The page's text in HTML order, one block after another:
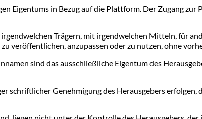
Eigentums in Bezug auf die Plattform. Der Zugang
Trägern, mit irgendwelchen Mitteln, für
veröffentlichen, anzupassen oder zu nutzen, ohne
sind das ausschließliche Eigentum des
schriftlicher Genehmigung des Herausgebers